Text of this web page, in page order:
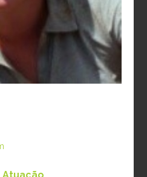
Equipe
ALUNOS INTERNACIONAIS